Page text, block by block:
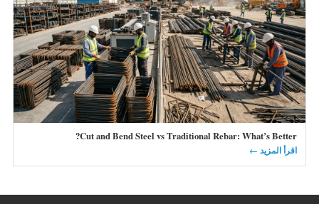
Cut and Bend Steel vs Traditional Rebar: What’s Better?
اقرأ المزيد ←